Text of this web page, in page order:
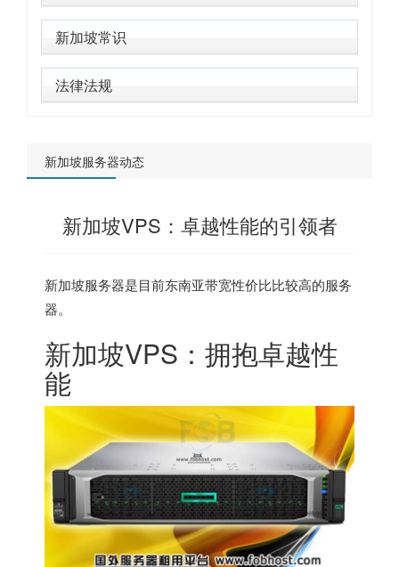
新加坡常识
法律法规
新加坡服务器动态
新加坡VPS：卓越性能的引领者
新加坡服务器是目前东南亚带宽性价比比较高的服务
器。
新加坡VPS：拥抱卓越性
能